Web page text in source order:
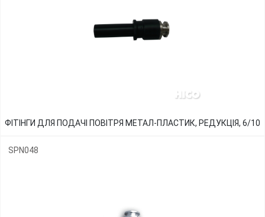
ФІТІНГИ ДЛЯ ПОДАЧІ ПОВІТРЯ МЕТАЛ-ПЛАСТИК, РЕДУКЦІЯ, 6/10
SPN048